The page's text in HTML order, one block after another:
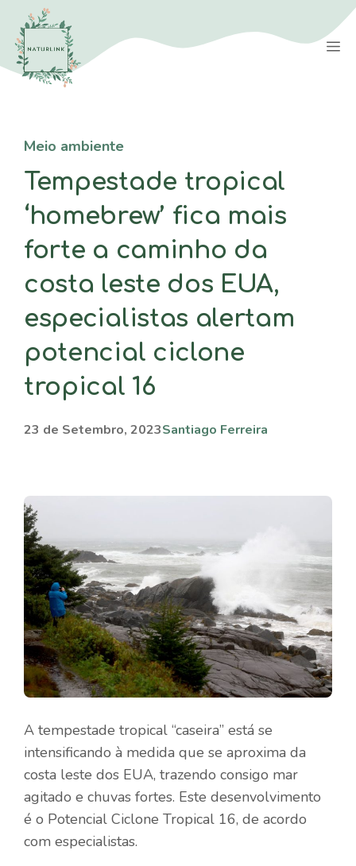
Saltar
para
conteúdo
Meio ambiente
Tempestade tropical
‘homebrew’ fica mais
forte a caminho da
costa leste dos EUA,
especialistas alertam
potencial ciclone
tropical 16
23 de Setembro, 2023Santiago Ferreira
A tempestade tropical “caseira” está se
intensificando à medida que se aproxima da
costa leste dos EUA, trazendo consigo mar
agitado e chuvas fortes. Este desenvolvimento
é o Potencial Ciclone Tropical 16, de acordo
com especialistas.